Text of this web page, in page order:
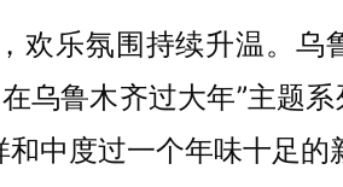
欢乐氛围持续升温。
乌鲁木齐过大年”主题
中度过一个年味十足的